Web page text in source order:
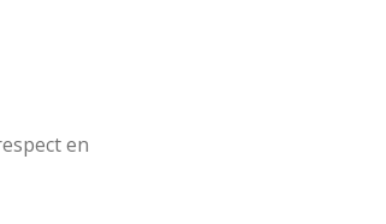
en